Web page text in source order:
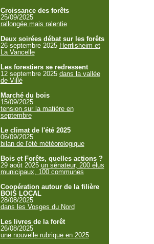
Croissance des forêts
25/09/2025
rallongée mais ralentie
Deux soirées débat sur les forêts
26 septembre 2025 Herrlisheim et
La Vancelle
Les forestiers se redressent
12 septembre 2025 dans la vallée
de Villé
Marché du bois
15/09/2025
tension sur la matière en
septembre
Le climat de l'été 2025
06/09/2025
bilan de l'été météorologique
Bois et Forêts, quelles actions ?
29 août 2025 un sénateur, 200 élus
municipaux, 100 communes
Coopération autour de la filière
BOIS LOCAL
28/08/2025
dans les Vosges du Nord
Les livres de la forêt
26/08/2025
une nouvelle rubrique en 2025